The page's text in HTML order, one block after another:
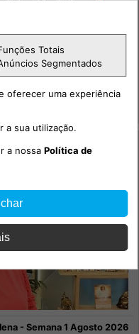
democrata, Miguel Poiares
Maduro.
- Semana 1 Agosto 2026
Totais
Segmentados
oferecer uma experiência
a sua utilização.
a nossaPolítica de